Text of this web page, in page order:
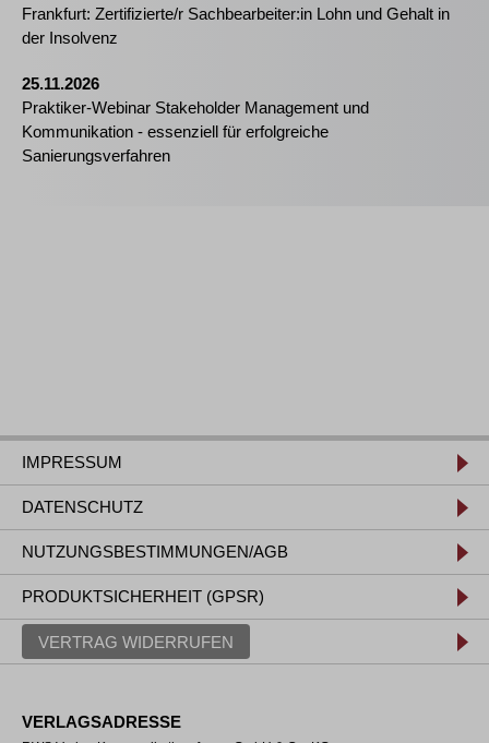
Frankfurt: Zertifizierte/r Sachbearbeiter:in Lohn und Gehalt in
der Insolvenz
25.11.2026
Praktiker-Webinar Stakeholder Management und
Kommunikation - essenziell für erfolgreiche
Sanierungsverfahren
IMPRESSUM
DATENSCHUTZ
NUTZUNGSBESTIMMUNGEN/AGB
PRODUKTSICHERHEIT (GPSR)
VERTRAG WIDERRUFEN
VERLAGSADRESSE